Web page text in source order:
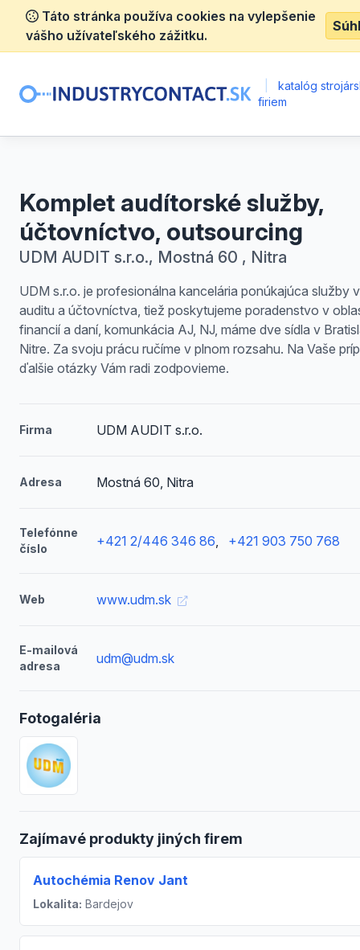
Táto stránka používa cookies na vylepšenie
vášho užívateľského zážitku.
katalóg
firiem
Komplet audítorské služby,
účtovníctvo, outsourcing
UDM AUDIT s.r.o., Mostná 60 , Nitra
UDM s.r.o. je profesionálna kancelária ponúkajúca služby
auditu a účtovníctva, tiež poskytujeme poradenstvo v
financií a daní, komunkácia AJ, NJ, máme dve sídla v
Nitre. Za svoju prácu ručíme v plnom rozsahu. Na Vaše
ďalšie otázky Vám radi zodpovieme.
Firma UDM AUDIT s.r.o.
Adresa Mostná 60, Nitra
Telefónne
číslo
+421 2/446 346 86, +421 903 750 768
Web www.udm.sk
E-mailová
adresa
udm@udm.sk
Fotogaléria
Zajímavé produkty jiných firem
Autochémia Renov Jant
Lokalita: Bardejov